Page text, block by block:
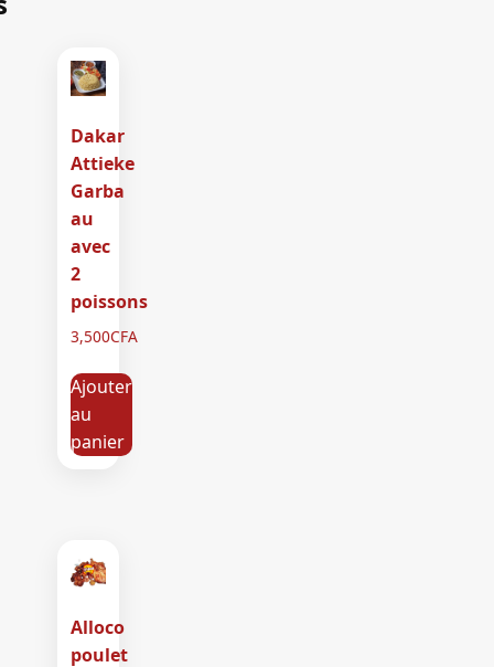
Dakar
Attieke
Garba
au
avec
2
poissons
3,500CFA
Ajouter
au
panier
Alloco
poulet